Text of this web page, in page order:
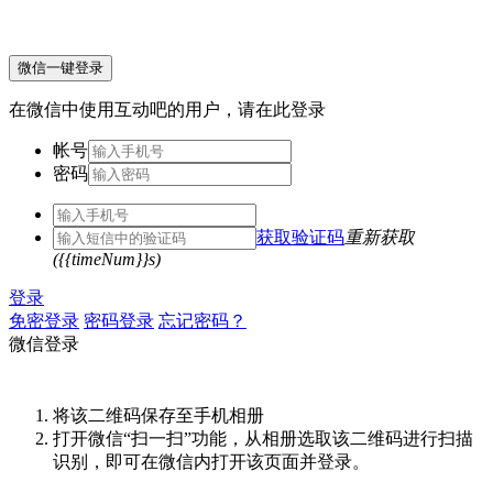
微信一键登录
在微信中使用互动吧的用户，请在此登录
帐号
密码
获取验证码重新获取
({{timeNum}}s)
登录
免密登录 密码登录 忘记密码？
微信登录
将该二维码保存至手机相册
打开微信“扫一扫”功能，从相册选取该二维码进行扫描
识别，即可在微信内打开该页面并登录。